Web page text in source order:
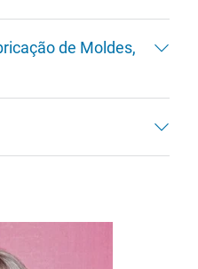
de Moldes,